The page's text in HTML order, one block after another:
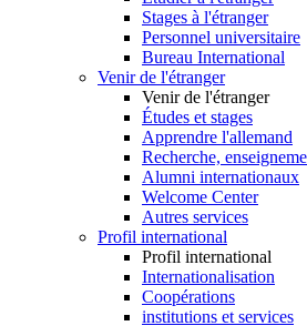
Stages à l'étranger
Personnel universitaire
Bureau International
Venir de l'étranger
Venir de l'étranger
Études et stages
Apprendre l'allemand
Recherche,
Alumni internationaux
Welcome Center
Autres services
Profil international
Profil international
Internationalisation
Coopérations
institutions et services